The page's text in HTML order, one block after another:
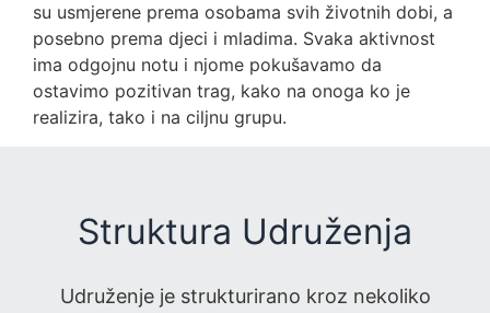
su usmjerene prema osobama svih životnih dobi, a
posebno prema djeci i mladima. Svaka aktivnost
ima odgojnu notu i njome pokušavamo da
ostavimo pozitivan trag, kako na onoga ko je
realizira, tako i na ciljnu grupu.
Struktura Udruženja
Udruženje je strukturirano kroz nekoliko